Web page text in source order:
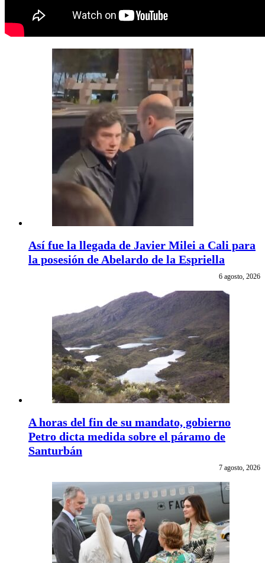
Así fue la llegada de Javier Milei a Cali para
la posesión de Abelardo de la Espriella
6 agosto, 2026
A horas del fin de su mandato, gobierno
Petro dicta medida sobre el páramo de
Santurbán
7 agosto, 2026